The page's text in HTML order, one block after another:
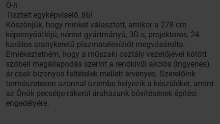
Ó-h
Tisztelt egyképviselő_86!
Köszönjük, hogy minket választott, amikor a 278 cm
képernyőátlójú, német gyártmányú, 3D-s, projektoros, 24
karátos aranykeretű plazmatelevíziót megvásárolta.
Emlékeztetném, hogy a műszaki osztály vezetőjével kötött
szóbeli megállapodás szerint a rendkívül akciós (ingyenes)
ár csak bizonyos feltételek mellett érvényes. Szerelőink
természetesen azonnal üzembe helyezik a készüléket, amint
az Önök pecsétje rákerül áruházunk bővítésének építési
engedélyére.